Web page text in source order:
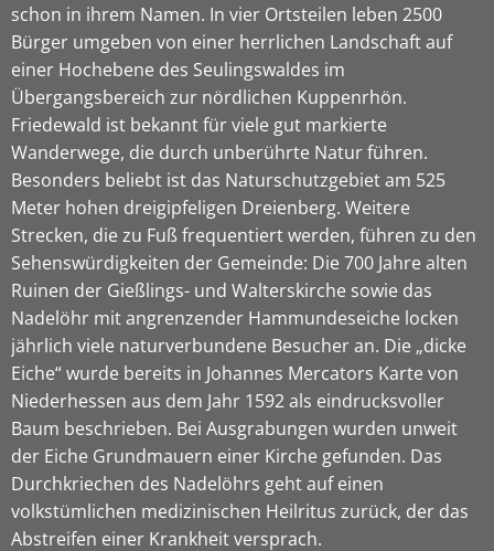
schon in ihrem Namen. In vier Ortsteilen leben 2500
Bürger umgeben von einer herrlichen Landschaft auf
einer Hochebene des Seulingswaldes im
Übergangsbereich zur nördlichen Kuppenrhön.
Friedewald ist bekannt für viele gut markierte
Wanderwege, die durch unberührte Natur führen.
Besonders beliebt ist das Naturschutzgebiet am 525
Meter hohen dreigipfeligen Dreienberg. Weitere
Strecken, die zu Fuß frequentiert werden, führen zu den
Sehenswürdigkeiten der Gemeinde: Die 700 Jahre alten
Ruinen der Gießlings- und Walterskirche sowie das
Nadelöhr mit angrenzender Hammundeseiche locken
jährlich viele naturverbundene Besucher an. Die „dicke
Eiche“ wurde bereits in Johannes Mercators Karte von
Niederhessen aus dem Jahr 1592 als eindrucksvoller
Baum beschrieben. Bei Ausgrabungen wurden unweit
der Eiche Grundmauern einer Kirche gefunden. Das
Durchkriechen des Nadelöhrs geht auf einen
volkstümlichen medizinischen Heilritus zurück, der das
Abstreifen einer Krankheit versprach.